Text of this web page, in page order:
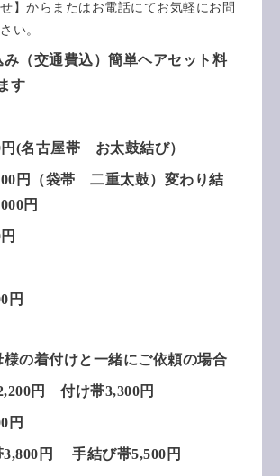
せ】からまたはお電話にてお気軽にお問
い。
（交通費込）簡単ヘアセット料
す
(名古屋帯 お太鼓結び）
円（袋帯 二重太鼓）変わり結
円
円
の着付けと一緒にご依頼の場合
円 付け帯3,300円
円
円 手結び帯5,500円